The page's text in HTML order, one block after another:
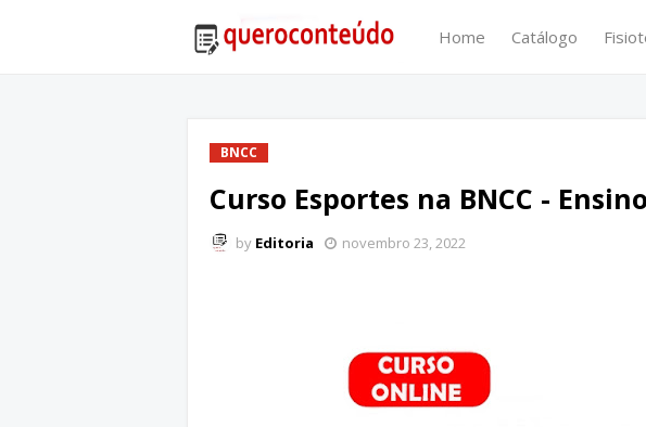
Home Catálogo
BNCC
Curso Esportes na BNCC -
by Editoria novembro 23, 2022